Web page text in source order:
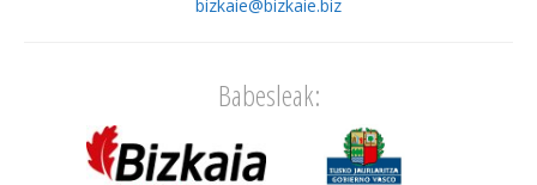
bizkaie@bizkaie.biz
Babesleak: